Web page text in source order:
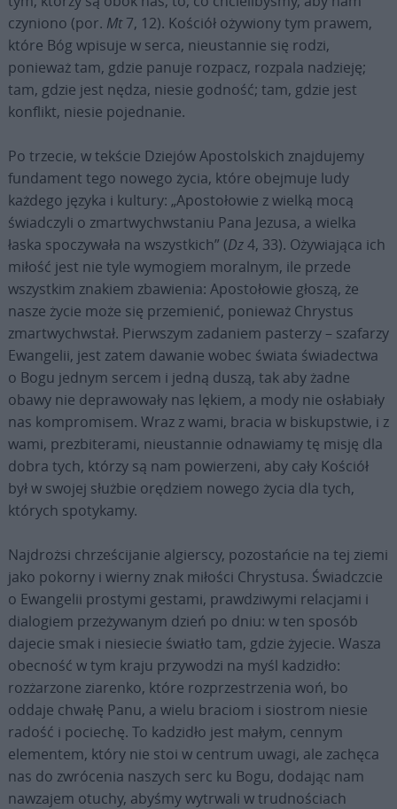
czyniono (por. Mt7, 12). Kościół ożywiony tym prawem,
które Bóg wpisuje w serca, nieustannie się rodzi,
ponieważ tam, gdzie panuje rozpacz, rozpala nadzieję;
tam, gdzie jest nędza, niesie godność; tam, gdzie jest
konflikt, niesie pojednanie.
Po trzecie, w tekście Dziejów Apostolskich znajdujemy
fundament tego nowego życia, które obejmuje ludy
każdego języka i kultury: „Apostołowie z wielką mocą
świadczyli o zmartwychwstaniu Pana Jezusa, a wielka
łaska spoczywała na wszystkich” (Dz4, 33). Ożywiająca ich
miłość jest nie tyle wymogiem moralnym, ile przede
wszystkim znakiem zbawienia: Apostołowie głoszą, że
nasze życie może się przemienić, ponieważ Chrystus
zmartwychwstał. Pierwszym zadaniem pasterzy – szafarzy
Ewangelii, jest zatem dawanie wobec świata świadectwa
o Bogu jednym sercem i jedną duszą, tak aby żadne
obawy nie deprawowały nas lękiem, a mody nie osłabiały
nas kompromisem. Wraz z wami, bracia w biskupstwie, i z
wami, prezbiterami, nieustannie odnawiamy tę misję dla
dobra tych, którzy są nam powierzeni, aby cały Kościół
był w swojej służbie orędziem nowego życia dla tych,
których spotykamy.
Najdrożsi chrześcijanie algierscy, pozostańcie na tej ziemi
jako pokorny i wierny znak miłości Chrystusa. Świadczcie
o Ewangelii prostymi gestami, prawdziwymi relacjami i
dialogiem przeżywanym dzień po dniu: w ten sposób
dajecie smak i niesiecie światło tam, gdzie żyjecie. Wasza
obecność w tym kraju przywodzi na myśl kadzidło:
rozżarzone ziarenko, które rozprzestrzenia woń, bo
oddaje chwałę Panu, a wielu braciom i siostrom niesie
radość i pociechę. To kadzidło jest małym, cennym
elementem, który nie stoi w centrum uwagi, ale zachęca
nas do zwrócenia naszych serc ku Bogu, dodając nam
nawzajem otuchy, abyśmy wytrwali w trudnościach